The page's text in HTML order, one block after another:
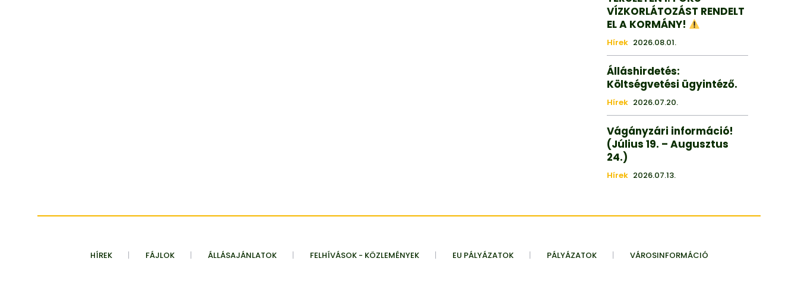
VÍZKORLÁTOZÁST RENDELT
EL A KORMÁNY!
Hírek 2026.08.01.
Álláshirdetés:
Költségvetési ügyintéző.
Hírek 2026.07.20.
Vágányzári információ!
(Július 19. – Augusztus
24.)
Hírek 2026.07.13.
HÍREK FÁJLOK ÁLLÁSAJÁNLATOK FELHÍVÁSOK - KÖZLEMÉNYEK EU PÁLYÁZATOK PÁLYÁZATOK VÁROSINFORMÁCIÓ